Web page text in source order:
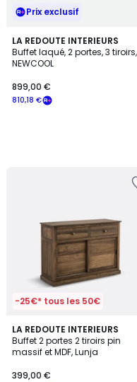
Prix exclusif
LA REDOUTE INTERIEURS
Buffet laqué, 2 portes, 3 tiroirs,
NEWCOOL
810,18 €
899,00 €
-25€* tous les 50€
LA REDOUTE INTERIEURS
Buffet 2 portes 2 tiroirs pin
massif et MDF, Lunja
399,00 €
4,6
/ 5